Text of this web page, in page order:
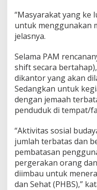
“Masyarakat yang ke
untuk menggunakan
jelasnya.
Selama PAM
shift secara
dikantor yang akan
Sedangkan untuk
dengan jemaah
penduduk di tempat/
“Aktivitas sosial
jumlah terbatas dan
pembatasan
pergerakan orang
diimbau untuk
dan Sehat (PHBS),”